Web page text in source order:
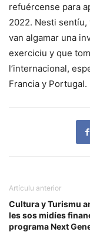
refuércense para
2022. Nesti
van algamar una
exerciciu y que
l’internacional,
Francia y Portugal.
Artículu anterior
Cultura y Turismu
les sos midíes
programa Next